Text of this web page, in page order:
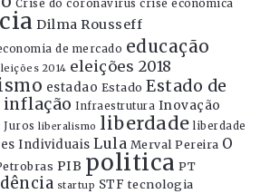
Crise do coronavírus crise econômica
Dilma Rousseff
de mercado educação
2014 eleições 2018
estadao Estado Estado de
inflação Infraestrutura Inovação
Juros liberalismo liberdade liberdade
Individuais Lula Merval Pereira O
PIB politica PT
startup STF tecnologia